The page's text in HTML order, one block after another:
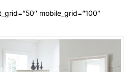
mobile_grid=”100″